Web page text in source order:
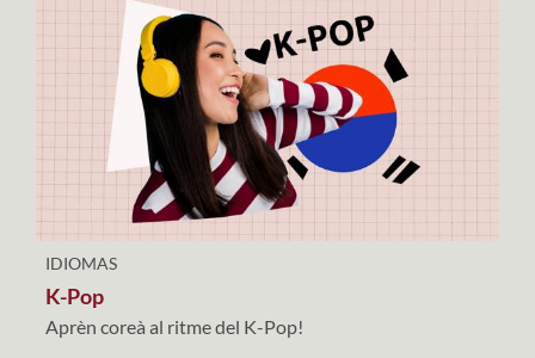
donen pas al xinès, el rus, l’àrab o el japonès.
IDIOMAS
K-Pop
Aprèn coreà al ritme del K-Pop!